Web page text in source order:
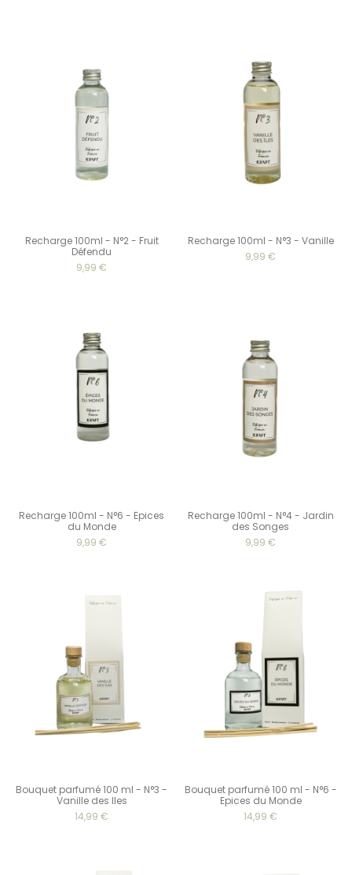
Recharge 100ml - N°2 - Fruit
Défendu
9,99 €
Recharge 100ml - N°3 - Vanille
9,99 €
Recharge 100ml - N°6 - Epices
du Monde
9,99 €
Recharge 100ml - N°4 - Jardin
des Songes
9,99 €
Bouquet parfumé 100 ml - N°3 -
Vanille des Iles
14,99 €
Bouquet parfumé 100 ml - N°6 -
Epices du Monde
14,99 €